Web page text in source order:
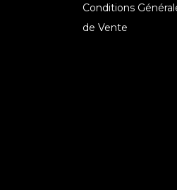
Conditions
de Vente